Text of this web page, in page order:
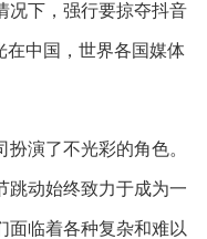
况下，强行要掠夺抖音
在中国，世界各国媒体
演了不光彩的角色。
跳动始终致力于成为一
面临着各种复杂和难以